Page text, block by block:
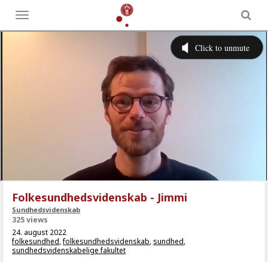
Toggle
menu
Folkesundhedsvidenskab - Jimmi
Sundhedsvidenskab
325 views
24. august 2022
folkesundhed,folkesundhedsvidenskab, sundhed,
sundhedsvidenskabelige fakultet